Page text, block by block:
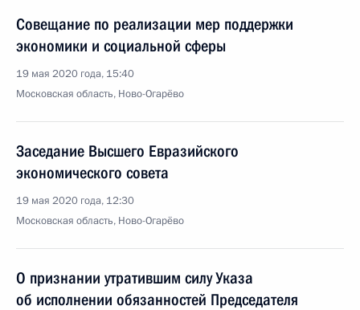
Совещание по реализации мер поддержки
экономики и социальной сферы
19 мая 2020 года, 15:40
Московская область, Ново-Огарёво
Заседание Высшего Евразийского
экономического совета
19 мая 2020 года, 12:30
Московская область, Ново-Огарёво
О признании утратившим силу Указа
об исполнении обязанностей Председателя